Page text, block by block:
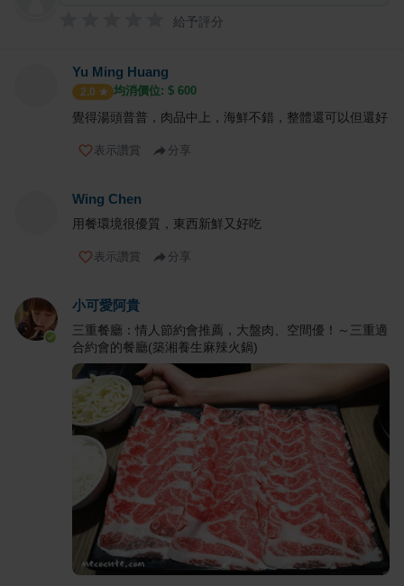
給予評分
Yu Ming Huang
2.0 均消價位: $ 600
覺得湯頭普普，肉品中上，海鮮不錯，整體還可以但還好
表示讚賞 分享
Wing Chen
用餐環境很優質，東西新鮮又好吃
表示讚賞 分享
小可愛阿貴
三重餐廳：情人節約會推薦，大盤肉、空間優！～三重適
合約會的餐廳(築湘養生麻辣火鍋)